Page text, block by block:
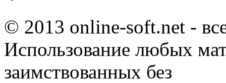
© 2013 online-soft.net -
Использование любых
заимствованных без